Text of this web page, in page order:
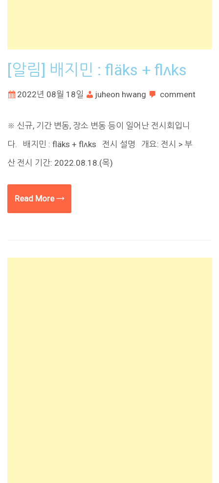
[알림] 배지민 : fläks + flʌks
2022년 08월 18일 juheon hwang comment
※ 신규, 기간 변동, 장소 변동 등이 일어난 전시회입니
다. 배지민 : fläks + flʌks 전시 설명 개요: 전시 > 부
산 전시 기간: 2022.08.18.(목)
Read More →